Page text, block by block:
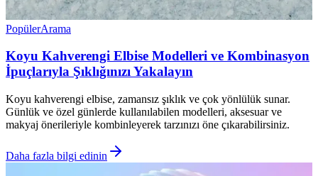
PopülerArama
Koyu Kahverengi Elbise Modelleri ve Kombinasyon
İpuçlarıyla Şıklığınızı Yakalayın
Koyu kahverengi elbise, zamansız şıklık ve çok yönlülük sunar.
Günlük ve özel günlerde kullanılabilen modelleri, aksesuar ve
makyaj önerileriyle kombinleyerek tarzınızı öne çıkarabilirsiniz.
Daha fazla bilgi edinin